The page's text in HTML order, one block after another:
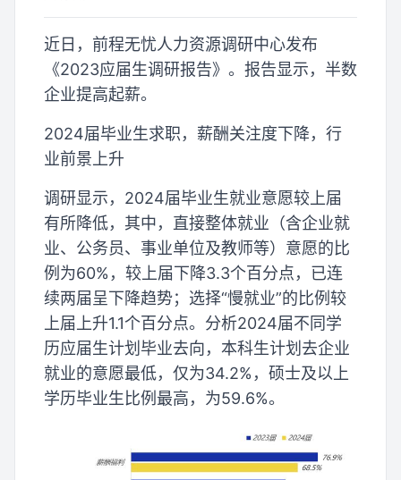
近日，前程无忧人力资源调研中心发布
《2023应届生调研报告》。报告显示，半数
企业提高起薪。
2024届毕业生求职，薪酬关注度下降，行
业前景上升
调研显示，2024届毕业生就业意愿较上届
有所降低，其中，直接整体就业（含企业就
业、公务员、事业单位及教师等）意愿的比
例为60%，较上届下降3.3个百分点，已连
续两届呈下降趋势；选择“慢就业”的比例较
上届上升1.1个百分点。分析2024届不同学
历应届生计划毕业去向，本科生计划去企业
就业的意愿最低，仅为34.2%，硕士及以上
学历毕业生比例最高，为59.6%。